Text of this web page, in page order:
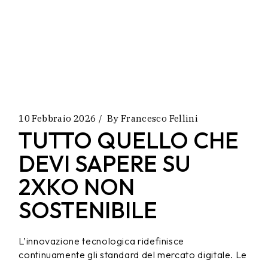
10 Febbraio 2026 By Francesco Fellini
TUTTO QUELLO CHE
DEVI SAPERE SU
2XKO NON
SOSTENIBILE
L’innovazione tecnologica ridefinisce
continuamente gli standard del mercato digitale. Le